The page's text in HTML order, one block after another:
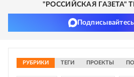
"РОССИЙСКАЯ ГАЗЕТА"
РУБРИКИ ТЕГИ ПРОЕКТЫ